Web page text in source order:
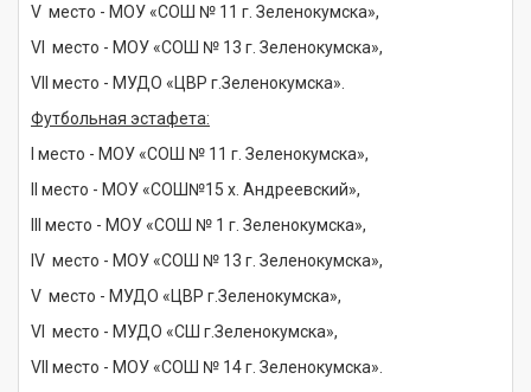
V место - МОУ «СОШ № 11 г. Зеленокумска»,
VI место - МОУ «СОШ № 13 г. Зеленокумска»,
VII место - МУДО «ЦВР г.Зеленокумска».
Футбольная эстафета:
I место - МОУ «СОШ № 11 г. Зеленокумска»,
II место - МОУ «СОШ№15 х. Андреевский»,
III место - МОУ «СОШ № 1 г. Зеленокумска»,
IV место - МОУ «СОШ № 13 г. Зеленокумска»,
V место - МУДО «ЦВР г.Зеленокумска»,
VI место - МУДО «СШ г.Зеленокумска»,
VII место - МОУ «СОШ № 14 г. Зеленокумска».